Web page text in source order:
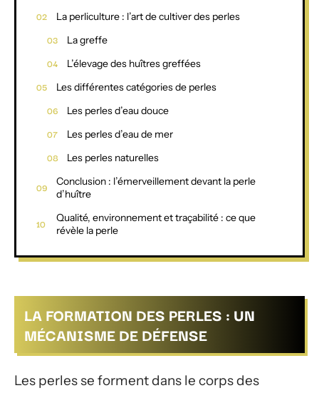
La perliculture : l’art de cultiver des perles
La greffe
L’élevage des huîtres greffées
Les différentes catégories de perles
Les perles d’eau douce
Les perles d’eau de mer
Les perles naturelles
Conclusion : l’émerveillement devant la perle
d’huître
Qualité, environnement et traçabilité : ce que
révèle la perle
LA FORMATION DES PERLES : UN
MÉCANISME DE DÉFENSE
Les perles se forment dans le corps des